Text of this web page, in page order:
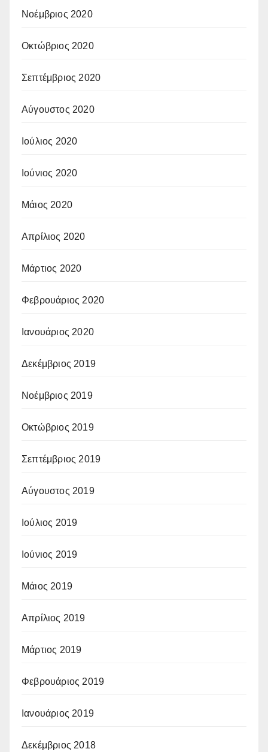
Νοέμβριος 2020
Οκτώβριος 2020
Σεπτέμβριος 2020
Αύγουστος 2020
Ιούλιος 2020
Ιούνιος 2020
Μάιος 2020
Απρίλιος 2020
Μάρτιος 2020
Φεβρουάριος 2020
Ιανουάριος 2020
Δεκέμβριος 2019
Νοέμβριος 2019
Οκτώβριος 2019
Σεπτέμβριος 2019
Αύγουστος 2019
Ιούλιος 2019
Ιούνιος 2019
Μάιος 2019
Απρίλιος 2019
Μάρτιος 2019
Φεβρουάριος 2019
Ιανουάριος 2019
Δεκέμβριος 2018